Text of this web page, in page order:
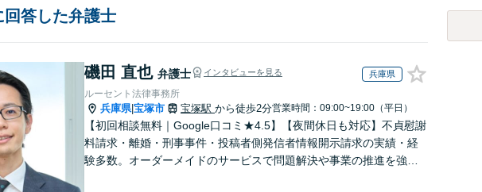
回答した弁護士
磯田 直也 弁護士 インタビューを見る 兵庫県
ルーセント法律事務所
兵庫県|宝塚市 宝塚駅 から徒歩2分営業時間：09:00~19:00（平日）
【初回相談無料｜Google口コミ★4.5】【夜間休日も対応】不貞慰謝
料請求・離婚・刑事事件・投稿者側発信者情報開示請求の実績・経
験多数。オーダーメイドのサービスで問題解決や事業の推進を強力